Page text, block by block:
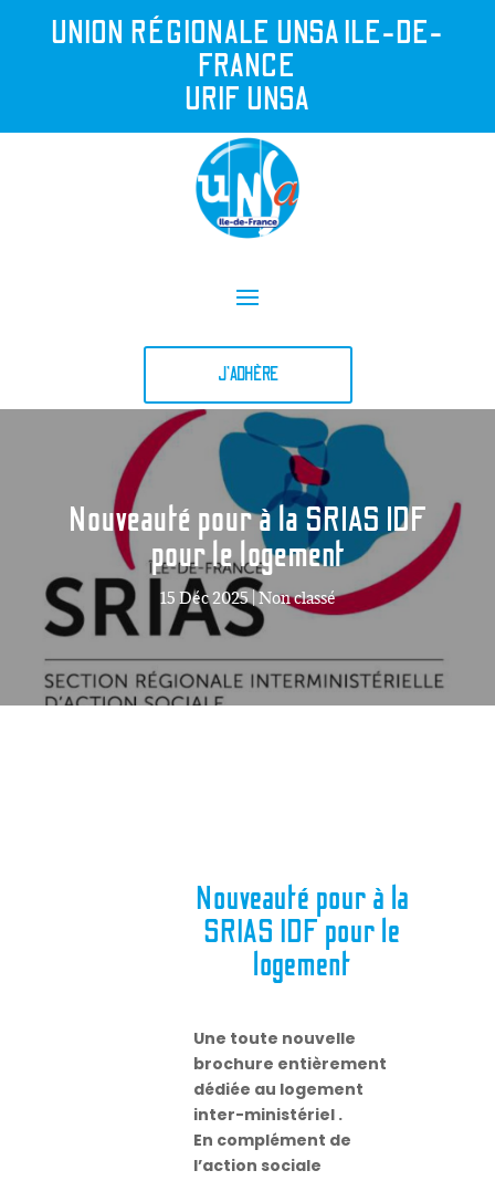
UNION RÉGIONALE UNSA ILE-DE-
FRANCE
URIF UNSA
J'ADHÈRE
Nouveauté pour à la SRIAS IDF
pour le logement
15 Déc 2025|Non classé
Nouveauté pour à la
SRIAS IDF pour le
logement
Une toute nouvelle
brochure entièrement
dédiée au logement
inter-ministériel .
En complément de
l’action sociale